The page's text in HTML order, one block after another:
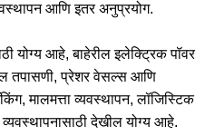
आणि इतर अनुप्रयोग.
योग्य आहे, बाहेरील इलेक्ट्रिक पॉवर
तपासणी, प्रेशर वेसल्स आणि
मालमत्ता व्यवस्थापन, लॉजिस्टिक
देखील योग्य आहे.